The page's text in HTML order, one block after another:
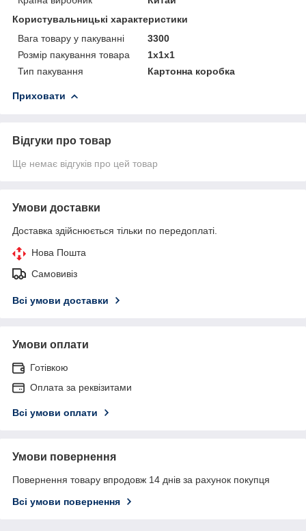
Користувальницькі характеристики
Вага товару у пакуванні
3300
Розмір пакування товара
1х1х1
Тип пакування
Картонна коробка
Приховати
Відгуки про товар
Ще немає відгуків про цей товар
Умови доставки
Доставка здійснюється тільки по передоплаті.
Нова Пошта
Самовивіз
Всі умови доставки
Умови оплати
Готівкою
Оплата за реквізитами
Всі умови оплати
Умови повернення
Повернення товару впродовж 14 днів за рахунок покупця
Всі умови повернення